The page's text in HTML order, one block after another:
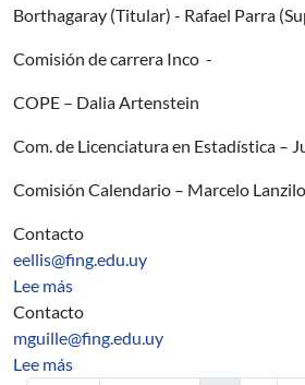
Borthagaray (Titular) - Rafael Parra
Comisión de carrera Inco -
COPE – Dalia Artenstein
Com. de Licenciatura en Estadística –
Comisión Calendario – Marcelo
Contacto
eellis@fing.edu.uy
Lee mássobre Comisión Imagen
Contacto
mguille@fing.edu.uy
Lee mássobre Comisión Informática